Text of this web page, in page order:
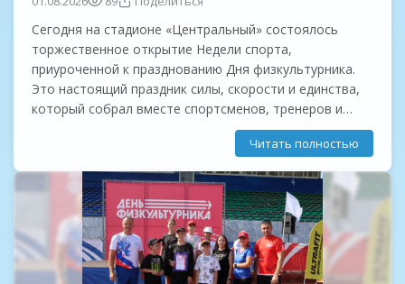
Сегодня на стадионе «Центральный» состоялось
торжественное открытие Недели спорта,
приуроченной к празднованию Дня физкультурника.
Это настоящий праздник силы, скорости и единства,
который собрал вместе спортсменов, тренеров и
любителей активного образа жизни со всего города!
Мероприятие открыли...
Читать полностью